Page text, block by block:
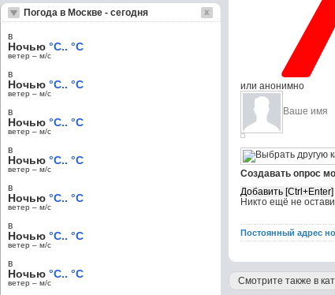
или анонимно
Создавать опрос
Никто ещё не
Постоянный адрес
Смотрите также в
Погода в Москве - сегодня
в
Ночью °C.. °C
ветер – м/c
в
Ночью °C.. °C
ветер – м/c
в
Ночью °C.. °C
ветер – м/c
в
Ночью °C.. °C
ветер – м/c
в
Ночью °C.. °C
ветер – м/c
в
Ночью °C.. °C
ветер – м/c
в
Ночью °C.. °C
ветер – м/c